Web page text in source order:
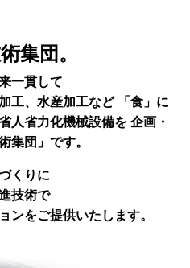
集団。
一貫して
工、水産加工など
「食」に
人省力化機械設備を 企画・
集団」です。
くりに
技術で
ンをご提供いたします。